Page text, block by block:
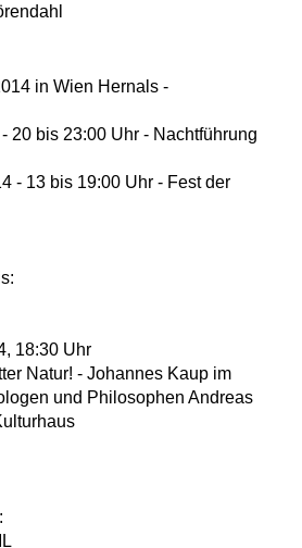
in Wien Hernals -
20 bis 23:00 Uhr - Nachtführung
- 13 bis 19:00 Uhr - Fest der
18:30 Uhr
Natur! - Johannes Kaup im
und Philosophen Andreas